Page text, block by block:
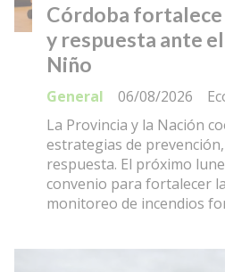
Córdoba
y respuesta ante
Niño
General
06/08/2026
La Provincia y la Nación
estrategias de
respuesta. El próximo
convenio para fortalecer
monitoreo de incendios